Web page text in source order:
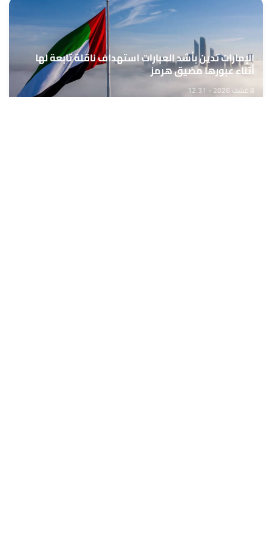
الإمارات تدين بأشد العبارات استهداف ناقلة تابعة لها
أثناء عبورها مضيق هرمز
8 غشت 2026 - 12:31